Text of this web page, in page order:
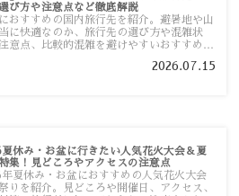
び方や注意点など徹底解説
おすすめの国内旅行先を紹介。避暑地や山
に快適なのか、旅行先の選び方や混雑状
意点、比較的混雑を避けやすいおすすめス
2026.07.15
休み・お盆に行きたい人気花火大会＆夏
集！見どころやアクセスの注意点
夏休み・お盆におすすめの人気花火大会
りを紹介。見どころや開催日、アクセス、